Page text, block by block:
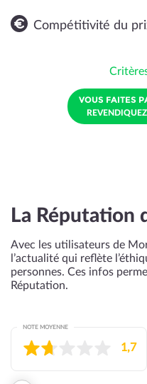
Compétitivité du
VOUS FAITES
La Réputation
Avec les utilisateurs de
l’actualité qui reflète
personnes. Ces infos
Réputation.
NOTE MOYENNE
1,7